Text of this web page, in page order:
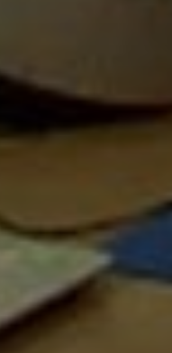
NYOMTATVÁNYOK
ANYAGOK
KISTÉRSÉG
GEOTERM-